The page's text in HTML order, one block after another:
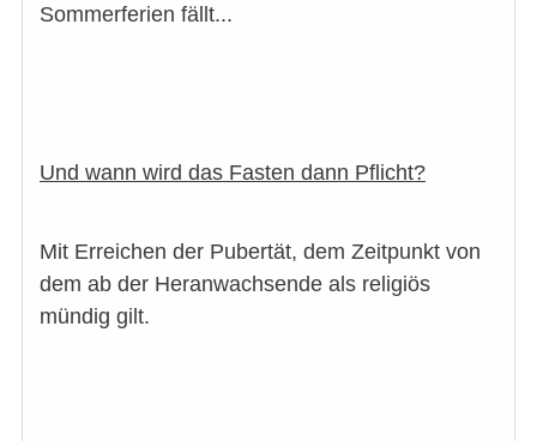
Sommerferien fällt...
Und wann wird das Fasten dann Pflicht?
Mit Erreichen der Pubertät, dem Zeitpunkt von
dem ab der Heranwachsende als religiös
mündig gilt.